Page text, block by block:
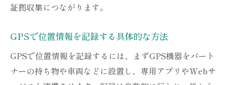
証拠収集につながります。
GPSで位置情報を記録する具体的な方法
GPSで位置情報を記録するには、まずGPS機器をパート
ナーの持ち物や車両などに設置し、専用アプリやWebサ